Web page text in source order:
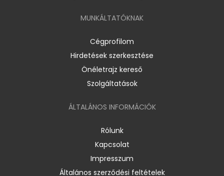
MUNKÁLTATÓKNAK
Cégprofilom
Hirdetések szerkesztése
Önéletrajz kereső
Szolgáltatások
ÁLTALÁNOS INFORMÁCIÓK
Rólunk
Kapcsolat
Impresszum
Általános szerződési feltételek